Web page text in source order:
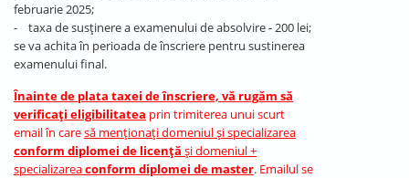
februarie 2025;
- taxa de susținere a examenului de absolvire - 200 lei;
se va achita în perioada de înscriere pentru sustinerea
examenului final.
Înainte de plata taxei de înscriere, vă rugăm să
verificați eligibilitatea prin trimiterea unui scurt
email în caresă menționați domeniul și specializarea
conform diplomei de licență și domeniul +
specializareaconform diplomei de master. Emailul se